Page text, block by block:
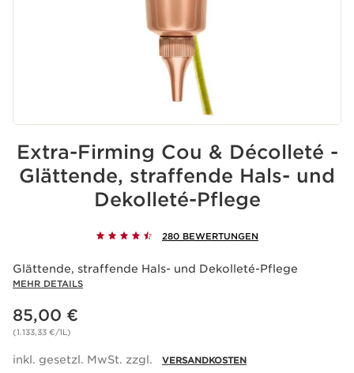
Extra-Firming Cou & Décolleté -
Glättende, straffende Hals- und
Dekolleté-Pflege
280 BEWERTUNGEN
Glättende, straffende Hals- und Dekolleté-Pflege
MEHR DETAILS
Aktueller Preis 85,00 €
85,00 €
(1.133,33 €/1L)
inkl. gesetzl. MwSt. zzgl. VERSANDKOSTEN